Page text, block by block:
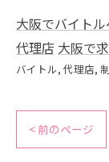
大阪でバイト
代理店 大阪で
バイトル 代理店
< 前のページ